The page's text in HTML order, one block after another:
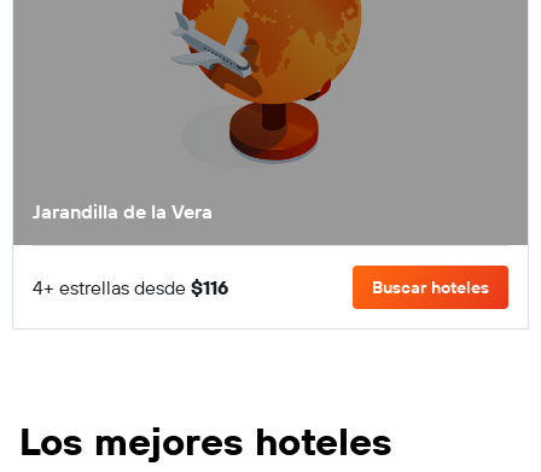
Jarandilla de la Vera
4+ estrellas desde $116 Buscar hoteles
Los mejores hoteles